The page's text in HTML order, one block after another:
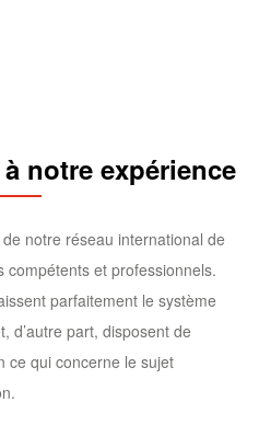
notre expérience
notre réseau international de
et professionnels.
parfaitement le système
d’autre part, disposent de
ce qui concerne le sujet